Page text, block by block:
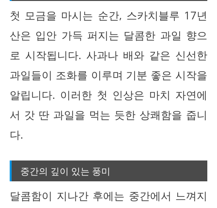
첫 모금을 마시는 순간, 스카치블루 17년
산은 입안 가득 퍼지는 달콤한 과일 향으
로 시작됩니다. 사과나 배와 같은 신선한
과일들이 조화를 이루며 기분 좋은 시작을
알립니다. 이러한 첫 인상은 마치 자연에
서 갓 딴 과일을 먹는 듯한 상쾌함을 줍니
다.
중간의 깊이 있는 풍미
달콤함이 지나간 후에는 중간에서 느껴지